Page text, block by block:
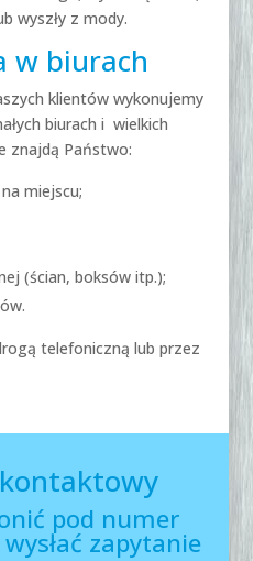
wyszły z mody.
w biurach
klientów wykonujemy
biurach i wielkich
znajdą Państwo:
miejscu;
(ścian, boksów itp.);
telefoniczną lub przez
pod numer
zapytanie